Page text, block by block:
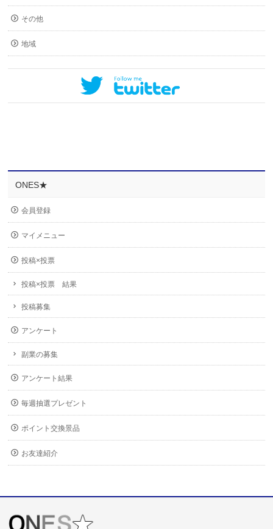
その他
地域
ONES★
会員登録
マイメニュー
投稿×投票
投稿×投票 結果
投稿募集
アンケート
副業の募集
アンケート結果
毎週抽選プレゼント
ポイント交換景品
お友達紹介